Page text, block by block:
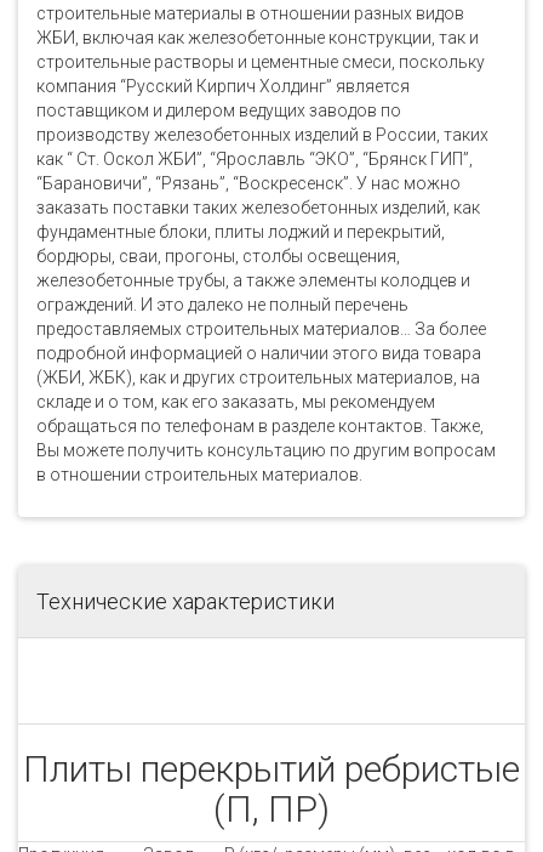
строительные материалы в отношении разных видов
ЖБИ, включая как железобетонные конструкции, так и
строительные растворы и цементные смеси, поскольку
компания “Русский Кирпич Холдинг” является
поставщиком и дилером ведущих заводов по
производству железобетонных изделий в России, таких
как “ Ст. Оскол ЖБИ”, “Ярославль “ЭКО”, “Брянск ГИП”,
“Барановичи”, “Рязань”, “Воскресенск”. У нас можно
заказать поставки таких железобетонных изделий, как
фундаментные блоки, плиты лоджий и перекрытий,
бордюры, сваи, прогоны, столбы освещения,
железобетонные трубы, а также элементы колодцев и
ограждений. И это далеко не полный перечень
предоставляемых строительных материалов… За более
подробной информацией о наличии этого вида товара
(ЖБИ, ЖБК), как и других строительных материалов, на
складе и о том, как его заказать, мы рекомендуем
обращаться по телефонам в разделе контактов. Также,
Вы можете получить консультацию по другим вопросам
в отношении строительных материалов.
Технические характеристики
Плиты перекрытий ребристые
(П, ПР)